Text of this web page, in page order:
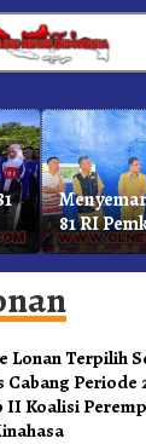
81 RI
Lonan Terpilih
Cabang Periode
II Koalisi